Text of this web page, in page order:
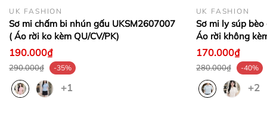
+ Đối với sản phẩm thanh lý trên 50% (hàng xả),
công ty không hỗ trợ đổi trả dưới mọi hình thức.
- Giao hàng trên toàn quốc, nhận hàng trả tiền
UK FASHION
Sơ mi chấm bi nhún gấu UKSM2607007
( Áo rời ko kèm QU/CV/PK)
190.000₫
290.000₫ -35%
+1
UK FASHION
Sơ mi ly súp
Áo rời không
170.000₫
280.000₫ -40%
+2